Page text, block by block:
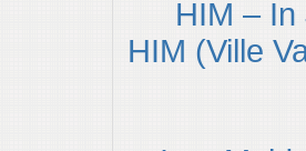
HIM –
HIM (Ville